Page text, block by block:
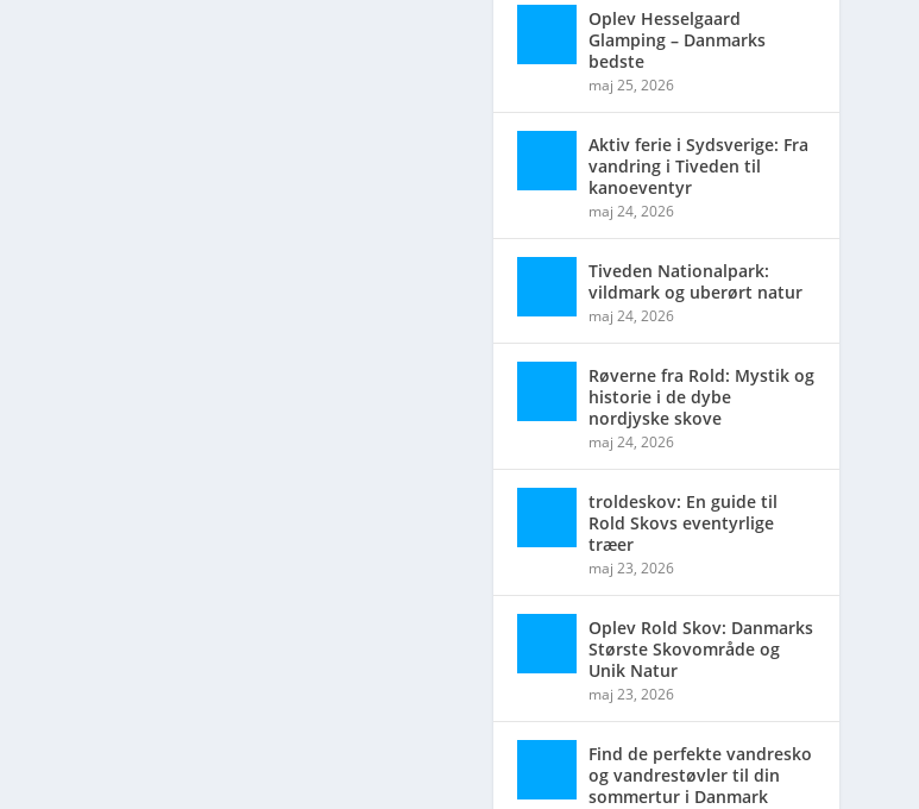
Oplev Hesselgaard
Glamping – Danmarks
bedste
maj 25, 2026
Aktiv ferie i Sydsverige: Fra
vandring i Tiveden til
kanoeventyr
maj 24, 2026
Tiveden Nationalpark:
vildmark og uberørt natur
maj 24, 2026
Røverne fra Rold: Mystik og
historie i de dybe
nordjyske skove
maj 24, 2026
troldeskov: En guide til
Rold Skovs eventyrlige
træer
maj 23, 2026
Oplev Rold Skov: Danmarks
Største Skovområde og
Unik Natur
maj 23, 2026
Find de perfekte vandresko
og vandrestøvler til din
sommertur i Danmark